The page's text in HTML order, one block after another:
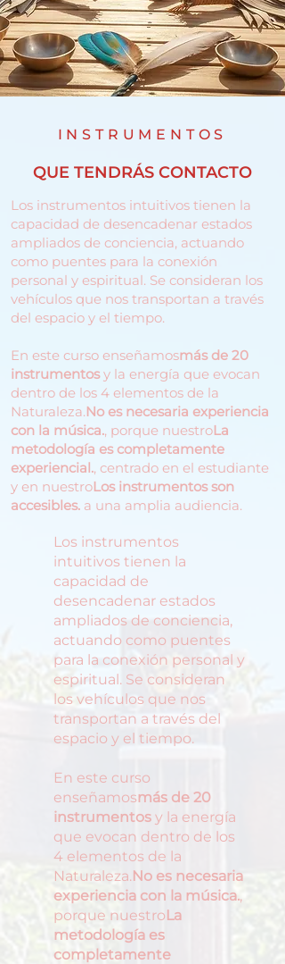
INSTRUMENTOS
QUE TENDRÁS CONTACTO
Los instrumentos intuitivos tienen la
capacidad de desencadenar estados
ampliados de conciencia, actuando
como puentes para la conexión
personal y espiritual. Se consideran los
vehículos que nos transportan a través
del espacio y el tiempo.
En este curso enseñamosmás de 20
instrumentosy la energía que evocan
dentro de los 4 elementos de la
Naturaleza.No es necesaria experiencia
con la música., porque nuestroLa
metodología es completamente
experiencial., centrado en el estudiante
y en nuestroLos instrumentos son
accesibles. a una amplia audiencia.
Los instrumentos
intuitivos tienen la
capacidad de
desencadenar estados
ampliados de conciencia,
actuando como puentes
para la conexión personal y
espiritual. Se consideran
los vehículos que nos
transportan a través del
espacio y el tiempo.
En este curso
enseñamosmás de 20
instrumentos y la energía
que evocan dentro de los
4 elementos de la
Naturaleza.No es necesaria
experiencia con la música.,
porque nuestroLa
metodología es
completamente